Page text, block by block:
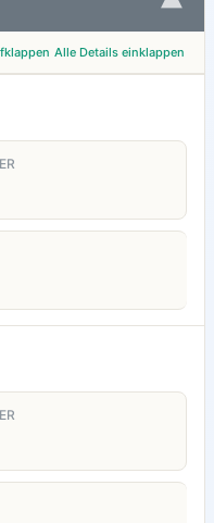
Alle Details einklappen